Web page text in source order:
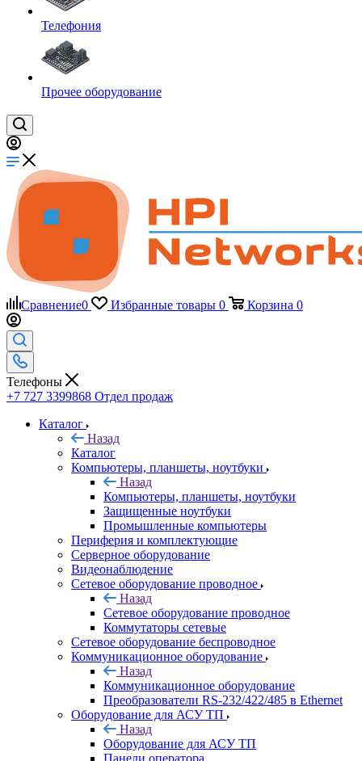
Телефония
Прочее оборудование
Сравнение0 Избранные товары 0 Корзина 0
Телефоны
+7 727 3399868 Отдел продаж
Каталог
Назад
Каталог
Компьютеры, планшеты, ноутбуки
Назад
Компьютеры, планшеты, ноутбуки
Защищенные ноутбуки
Промышленные компьютеры
Периферия и комплектующие
Серверное оборудование
Видеонаблюдение
Сетевое оборудование проводное
Назад
Сетевое оборудование проводное
Коммутаторы сетевые
Сетевое оборудование беспроводное
Коммуникационное оборудование
Назад
Коммуникационное оборудование
Преобразователи RS-232/422/485 в Ethernet
Оборудование для АСУ ТП
Назад
Оборудование для АСУ ТП
Панели оператора